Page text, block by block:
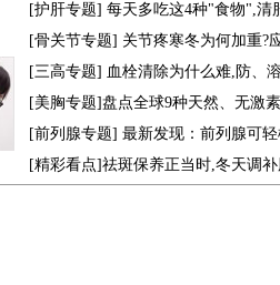
[护肝专题] 每天多吃这4种"食物",清
[骨关节专题] 关节疼寒冬为何加重?
[三高专题] 血栓清除为什么难,防、
[美胸专题]盘点全球9种天然、无激
[前列腺专题] 最新发现：前列腺可
[精彩看点]祛斑保养正当时,冬天调